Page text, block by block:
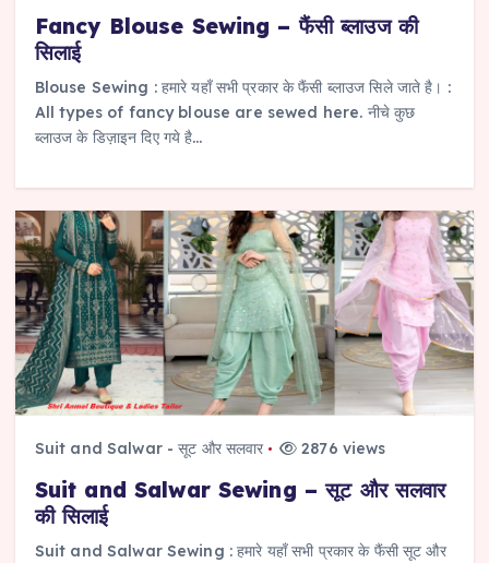
Fancy Blouse Sewing – फैंसी ब्लाउज की
सिलाई
Blouse Sewing : हमारे यहाँ सभी प्रकार के फैंसी ब्लाउज सिले जाते है। :
All types of fancy blouse are sewed here. नीचे कुछ
ब्लाउज के डिज़ाइन दिए गये है…
Suit and Salwar - सूट और सलवार 2876 views
Suit and Salwar Sewing – सूट और सलवार
की सिलाई
Suit and Salwar Sewing : हमारे यहाँ सभी प्रकार के फैंसी सूट और